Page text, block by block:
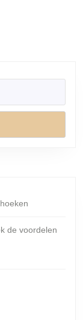
de voordelen